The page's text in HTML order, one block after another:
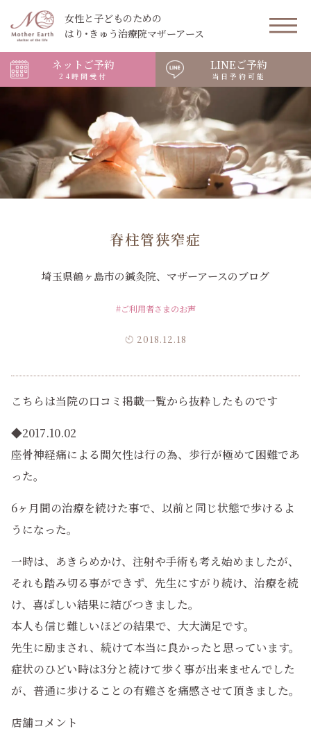
女性と子どものための
はり･きゅう治療院マザーアース
ネットご予約
24時間受付
LINEご予約
当日予約可能
脊柱管狭窄症
埼玉県鶴ヶ島市の鍼灸院、マザーアースのブログ
#ご利用者さまのお声
2018.12.18
こちらは当院の口コミ掲載一覧から抜粋したものです
◆2017.10.02
座骨神経痛による間欠性は行の為、歩行が極めて困難であ
った。
6ヶ月間の治療を続けた事で、以前と同じ状態で歩けるよ
うになった。
一時は、あきらめかけ、注射や手術も考え始めましたが、
それも踏み切る事ができず、先生にすがり続け、治療を続
け、喜ばしい結果に結びつきました。
本人も信じ難しいほどの結果で、大大満足です。
先生に励まされ、続けて本当に良かったと思っています。
症状のひどい時は3分と続けて歩く事が出来ませんでした
が、普通に歩けることの有難さを痛感させて頂きました。
店舗コメント